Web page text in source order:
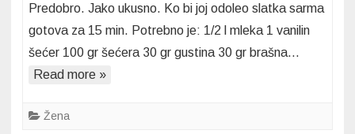
Jako
ukusno:
Predobro. Jako ukusno. Ko bi joj odoleo slatka sarma
gotova za 15 min. Potrebno je: 1/2 l mleka 1 vanilin
šećer 100 gr šećera 30 gr gustina 30 gr brašna…
Read more »
Žena